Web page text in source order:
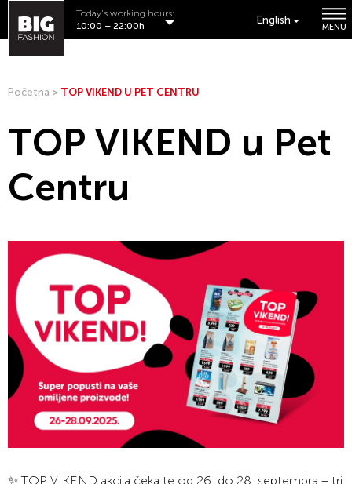
English
MENU
Today's working hours:
10:00 – 22:00h
Početna > TOP VIKEND U PET CENTRU
TOP VIKEND u Pet
Centru
✨ TOP VIKEND akcija čeka te od 26. do 28. septembra – tri